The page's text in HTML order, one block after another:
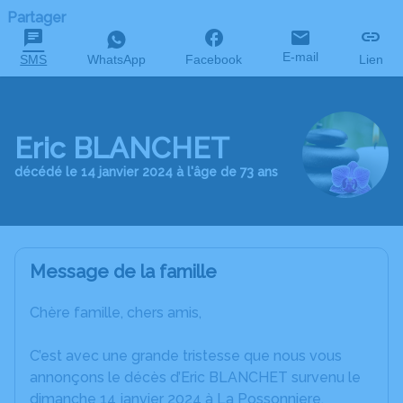
Partager
SMS WhatsApp Facebook E-mail Lien
Eric BLANCHET
décédé le 14 janvier 2024 à l'âge de 73 ans
Message de la famille
Chère famille, chers amis,
C’est avec une grande tristesse que nous vous
annonçons le décès d’Eric BLANCHET survenu le
dimanche 14 janvier 2024 à La Possonniere.